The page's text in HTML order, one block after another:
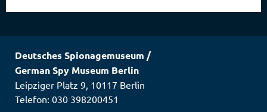
Deutsches Spionagemuseum /
German Spy Museum Berlin
Leipziger Platz 9, 10117 Berlin
Telefon: 030 398200451